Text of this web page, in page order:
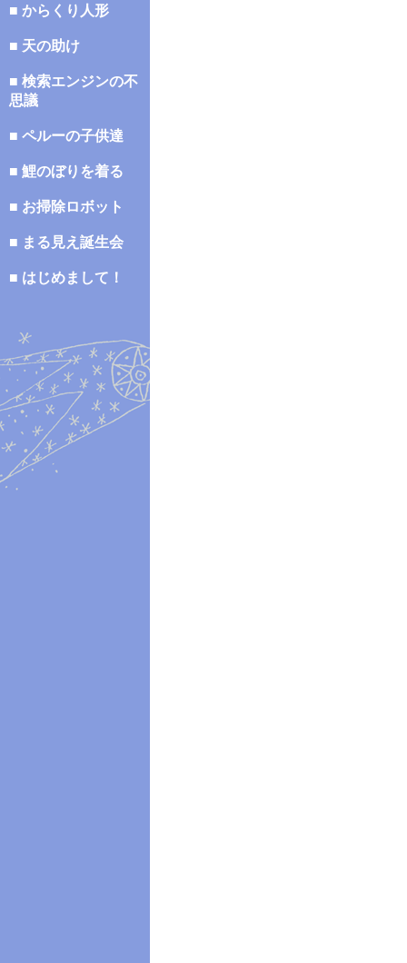
■ からくり人形
■ 天の助け
■ 検索エンジンの不
思議
■ ペルーの子供達
■ 鯉のぼりを着る
■ お掃除ロボット
■ まる見え誕生会
■ はじめまして！